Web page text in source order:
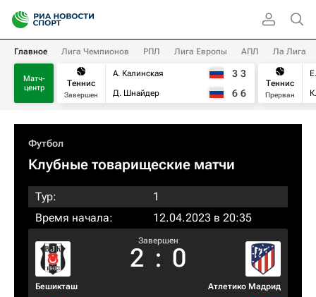
Главное Лига Чемпионов РПЛ Лига Европы АПЛ Ла Лига
Матч-
центр
Теннис
Завершен
А. Калинская
Д. Шнайдер
3 3
6 6
Теннис
Прерван
Футбол
Клубные товарищеские матчи
Тур:
1
Время начала:
12.04.2023 в 20:35
Бешикташ
Завершен
2 : 0
Атлетико Мадрид